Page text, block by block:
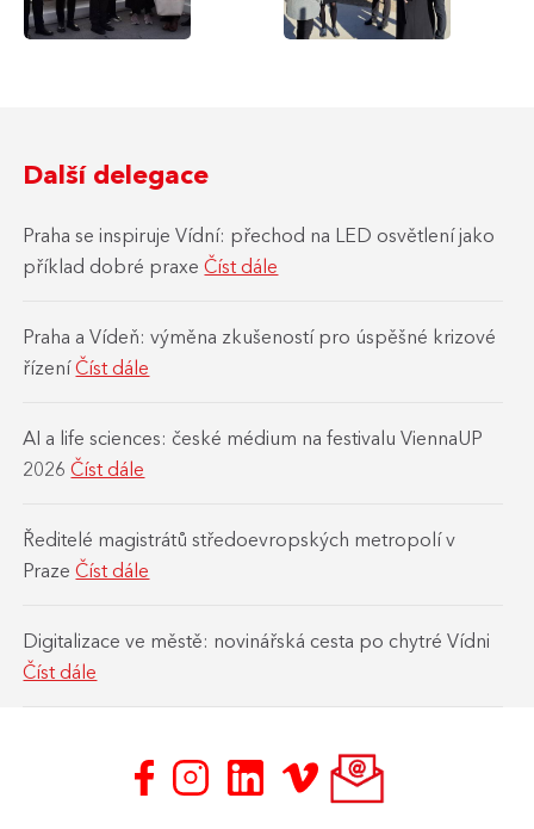
Další delegace
Praha se inspiruje Vídní: přechod na LED osvětlení jako
příklad dobré praxeČíst dále
Praha a Vídeň: výměna zkušeností pro úspěšné krizové
řízeníČíst dále
AI a life sciences: české médium na festivalu ViennaUP
2026Číst dále
Ředitelé magistrátů středoevropských metropolí v
PrazeČíst dále
Digitalizace ve městě: novinářská cesta po chytré Vídni
Číst dále